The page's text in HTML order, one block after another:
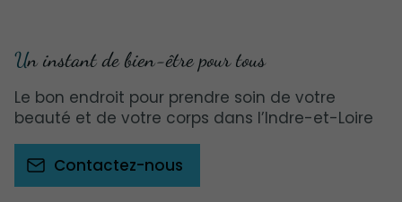
Un instant de bien-être pour tous
Le bon endroit pour prendre soin de votre
beauté et de votre corps dans l’Indre-et-Loire
Contactez-nous